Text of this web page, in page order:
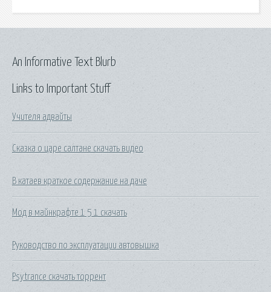
Links to Important Stuff
Учителя адвайты
Сказка о царе салтане скачать видео
В катаев краткое содержание на даче
Мод в майнкрафте 1 5 1 скачать
Руководство по эксплуатации автовышка
Psytrance скачать торрент
An Informative Text Blurb